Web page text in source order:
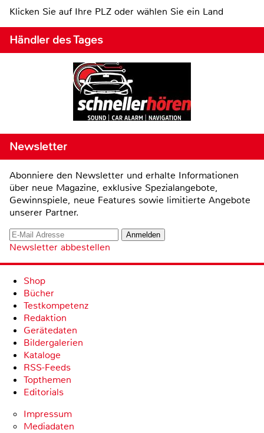
Klicken Sie auf Ihre PLZ oder wählen Sie ein Land
Händler des Tages
Newsletter
Abonniere den Newsletter und erhalte Informationen
über neue Magazine, exklusive Spezialangebote,
Gewinnspiele, neue Features sowie limitierte Angebote
unserer Partner.
Newsletter abbestellen
Shop
Bücher
Testkompetenz
Redaktion
Gerätedaten
Bildergalerien
Kataloge
RSS-Feeds
Topthemen
Editorials
Impressum
Mediadaten